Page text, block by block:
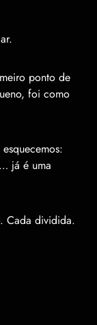
ponto de
foi como
já é uma
Cada dividida.